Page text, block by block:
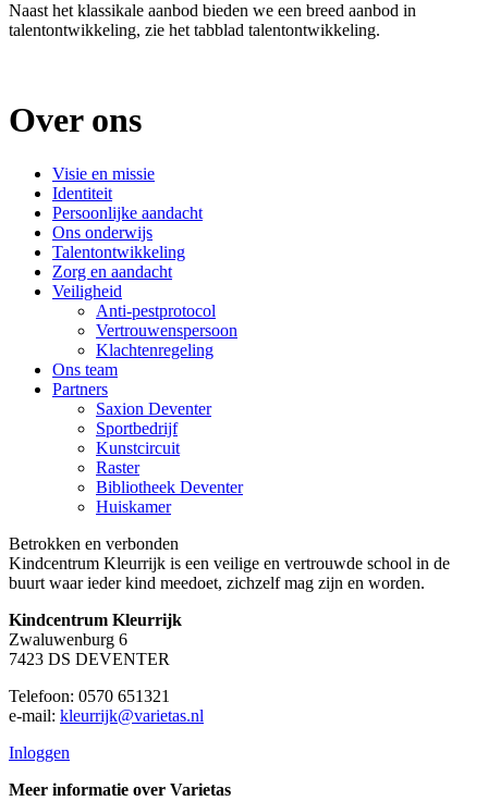
Naast het klassikale aanbod bieden we een breed aanbod in
talentontwikkeling, zie het tabblad talentontwikkeling.
Over ons
Visie en missie
Identiteit
Persoonlijke aandacht
Ons onderwijs
Talentontwikkeling
Zorg en aandacht
Veiligheid
Anti-pestprotocol
Vertrouwenspersoon
Klachtenregeling
Ons team
Partners
Saxion Deventer
Sportbedrijf
Kunstcircuit
Raster
Bibliotheek Deventer
Huiskamer
Betrokken en verbonden
Kindcentrum Kleurrijk is een veilige en vertrouwde school in de
buurt waar ieder kind meedoet, zichzelf mag zijn en worden.
Kindcentrum Kleurrijk
Zwaluwenburg 6
7423 DS DEVENTER
Telefoon: 0570 651321
e-mail: kleurrijk@varietas.nl
Inloggen
Meer informatie over Varietas